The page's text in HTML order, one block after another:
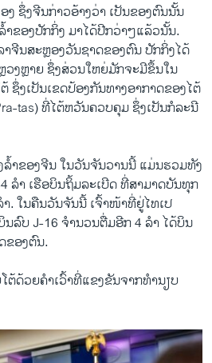
ງ ຊຶ່ງຈີນກ່າວອ້າງວ່າ ເປັນຂອງຕົນນັ້ນ
ຂອງປັກກິ່ງ ມາໄດ້ປີກວ່າໆແລ້ວນັ້ນ.
ຈີນສະຫຼອງວັນຊາດຂອງຕົນ ປັກກິ່ງໄດ້
ວງຫຼາຍ ຊຶ່ງສ່ວນໃຫຍ່ມັກຈະມີຂຶ້ນໃນ
ຊຶ່ງເປັນເຂດປ້ອງກັນທາງອາກາດຂອງໄຕ້
tas) ທີ່ໄຕ້ຫວັນຄວບຄຸມ ຊຶ່ງເປັນກໍລະນີ
ຳຂອງຈີນ ໃນວັນຈັນວານນີ້ ແມ່ນຮວມທັງ
ລຳ ເຮືອບິນຖິ້ມລະເບີດ ທີ່ສາມາດບັນທຸກ
. ໃນຄືນວັນຈັນນີ້ ເຈົ້າໜ້າທີ່ຢູ່ໄທເປ
ນລົບ J-16 ຈຳນວນຕື່ມອີກ 4 ລຳ ໄດ້ບິນ
ຂອງຕົນ.
ດ້ວຍຄຳເວົ້າທີ່ແຂງຂັນຈາກທຳນຽບ